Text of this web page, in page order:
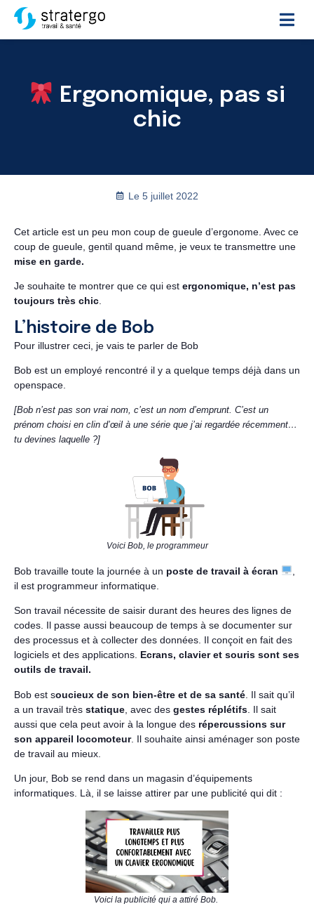
Ergonomique, pas si
chic
Le 5 juillet 2022
Cet article est un peu mon coup de gueule d’ergonome. Avec ce
coup de gueule, gentil quand même, je veux te transmettre une
mise en garde.
Je souhaite te montrer que ce qui est ergonomique, n’est pas
toujours très chic.
L’histoire de Bob
Pour illustrer ceci, je vais te parler de Bob
Bob est un employé rencontré il y a quelque temps déjà dans un
openspace.
[Bob n’est pas son vrai nom, c’est un nom d’emprunt. C’est un
prénom choisi en clin d’œil à une série que j’ai regardée récemment…
tu devines laquelle ?]
Voici Bob, le programmeur
Bob travaille toute la journée à un poste de travail à écran
il est programmeur informatique.
Son travail nécessite de saisir durant des heures des lignes de
codes. Il passe aussi beaucoup de temps à se documenter sur
des processus et à collecter des données. Il conçoit en fait des
logiciels et des applications. Ecrans, clavier et souris sont ses
outils de travail.
Bob est soucieux de son bien-être et de sa santé . Il sait qu’il
a un travail très statique , avec des gestes réplétifs . Il sait
aussi que cela peut avoir à la longue des répercussions sur
son appareil locomoteur. Il souhaite ainsi aménager son poste
de travail au mieux.
Un jour, Bob se rend dans un magasin d’équipements
informatiques. Là, il se laisse attirer par une publicité qui dit :
Voici la publicité qui a attiré Bob.